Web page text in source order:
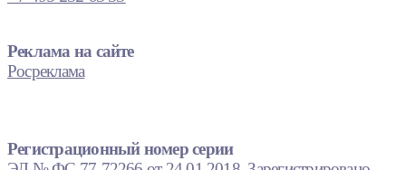
Реклама на сайте
Росреклама
Регистрационный номер серии